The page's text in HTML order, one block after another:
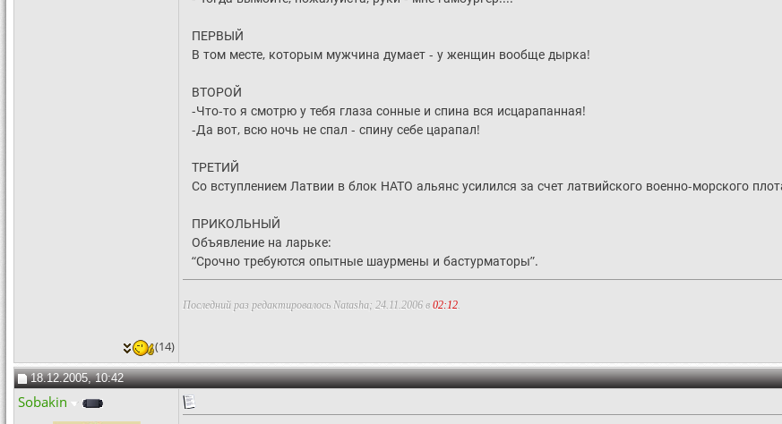
ПЕРВЫЙ
В том месте, которым мужчина думает - у женщин вообще дырка!
ВТОРОЙ
-Что-то я смотрю у тебя глаза сонные и спина вся исцарапанная!
-Да вот, всю ночь не спал - спину себе царапал!
ТРЕТИЙ
Со вступлением Латвии в блок НАТО альянс усилился за счет латвийского военно-морского
ПРИКОЛЬНЫЙ
Объявление на ларьке:
“Срочно требуются опытные шаурмены и бастурматоры”.
Последний раз редактировалось Natasha; 24.11.2006 в 02:12.
(14)
18.12.2005, 10:42
Sobakin